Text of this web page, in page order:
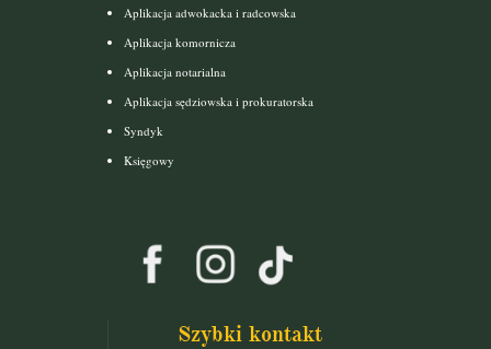
Aplikacja adwokacka i radcowska
Aplikacja komornicza
Aplikacja notarialna
Aplikacja sędziowska i prokuratorska
Syndyk
Księgowy
Szybki kontakt